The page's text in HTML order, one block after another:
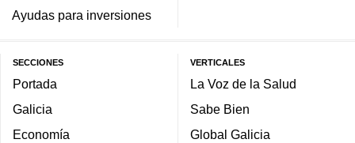
Ayudas para inversiones
SECCIONES
Portada
Galicia
Economía
VERTICALES
La Voz de la Salud
Sabe Bien
Global Galicia